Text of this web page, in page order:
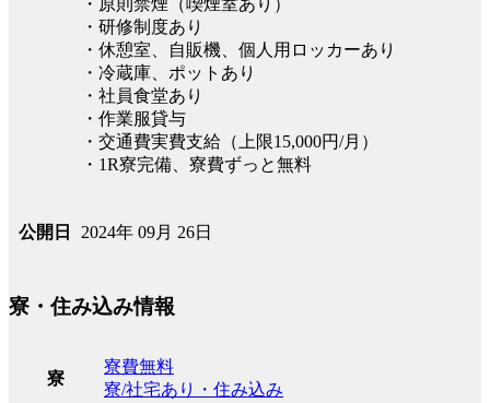
・研修制度あり
・休憩室、自販機、個人用ロッカーあり
・冷蔵庫、ポットあり
・社員食堂あり
・作業服貸与
・交通費実費支給（上限15,000円/月）
・1R寮完備、寮費ずっと無料
公開日 2024年 09月 26日
寮・住み込み情報
寮
寮費無料
寮/社宅あり・住み込み